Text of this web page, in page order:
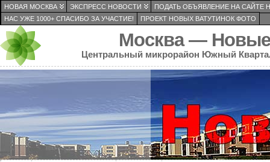
НОВАЯ МОСКВА ЭКСПРЕСС НОВОСТИ
ПОДАТЬ ОБЪЯВЛЕНИЕ НА САЙТЕ
НАС УЖЕ 1000+ СПАСИБО ЗА УЧАСТИЕ!
ПРОЕКТ НОВЫХ ВАТУТИНОК ФОТО
Москва — Новые
Центральный микрорайон Южный